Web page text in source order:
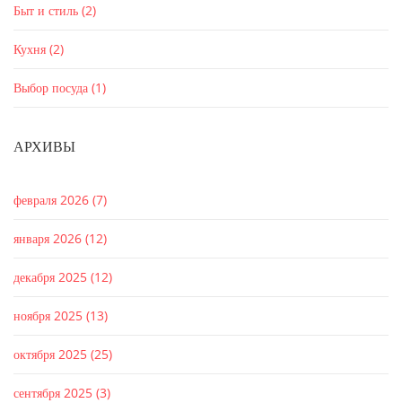
Быт и стиль (2)
Кухня (2)
Выбор посуда (1)
АРХИВЫ
февраля 2026 (7)
января 2026 (12)
декабря 2025 (12)
ноября 2025 (13)
октября 2025 (25)
сентября 2025 (3)